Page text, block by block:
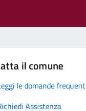
il comune
le domande
Assistenza